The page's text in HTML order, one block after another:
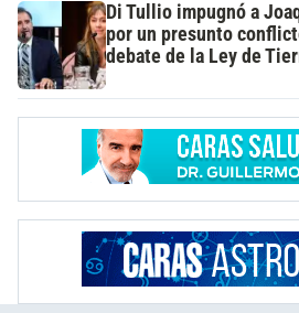
Di Tullio impugnó a
por un presunto
debate de la Ley de